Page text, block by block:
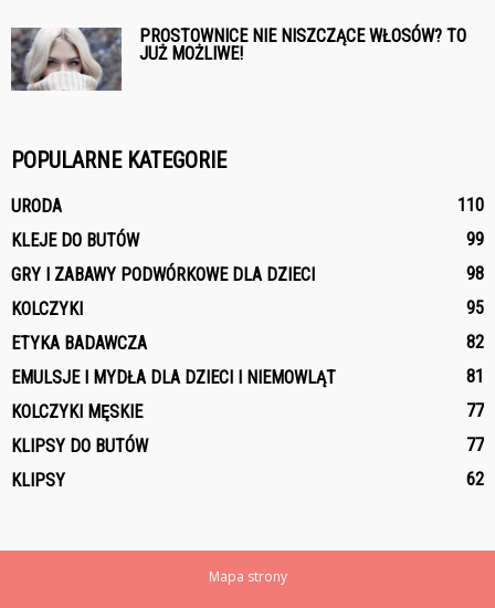
PROSTOWNICE NIE NISZCZĄCE WŁOSÓW? TO
JUŻ MOŻLIWE!
POPULARNE KATEGORIE
URODA
110
KLEJE DO BUTÓW
99
GRY I ZABAWY PODWÓRKOWE DLA DZIECI
98
KOLCZYKI
95
ETYKA BADAWCZA
82
EMULSJE I MYDŁA DLA DZIECI I NIEMOWLĄT
81
KOLCZYKI MĘSKIE
77
KLIPSY DO BUTÓW
77
KLIPSY
62
Mapa strony